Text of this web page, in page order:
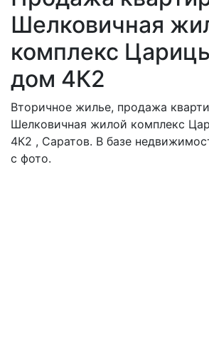
Шелковичная
комплекс
дом 4К2
Вторичное жилье, продажа
Шелковичная жилой комплекс
4К2 , Саратов. В базе
с фото.